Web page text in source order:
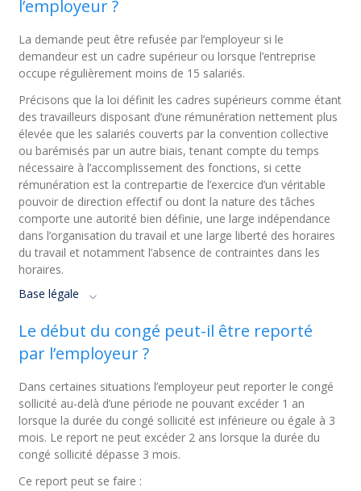
l’employeur ?
La demande peut être refusée par l’employeur si le
demandeur est un cadre supérieur ou lorsque l’entreprise
occupe régulièrement moins de 15 salariés.
Précisons que la loi définit les cadres supérieurs comme étant
des travailleurs disposant d’une rémunération nettement plus
élevée que les salariés couverts par la convention collective
ou barémisés par un autre biais, tenant compte du temps
nécessaire à l’accomplissement des fonctions, si cette
rémunération est la contrepartie de l’exercice d’un véritable
pouvoir de direction effectif ou dont la nature des tâches
comporte une autorité bien définie, une large indépendance
dans l’organisation du travail et une large liberté des horaires
du travail et notamment l’absence de contraintes dans les
horaires.
Base légale
Le début du congé peut-il être reporté
par l’employeur ?
Dans certaines situations l’employeur peut reporter le congé
sollicité au-delà d’une période ne pouvant excéder 1 an
lorsque la durée du congé sollicité est inférieure ou égale à 3
mois. Le report ne peut excéder 2 ans lorsque la durée du
congé sollicité dépasse 3 mois.
Ce report peut se faire :